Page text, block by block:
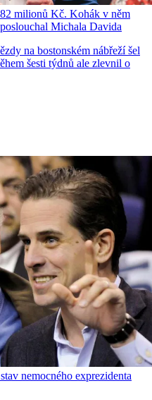
milionů Kč. Kohák v něm
Michala Davida
na bostonském nábřeží šel
šesti týdnů ale zlevnil o
nemocného exprezidenta